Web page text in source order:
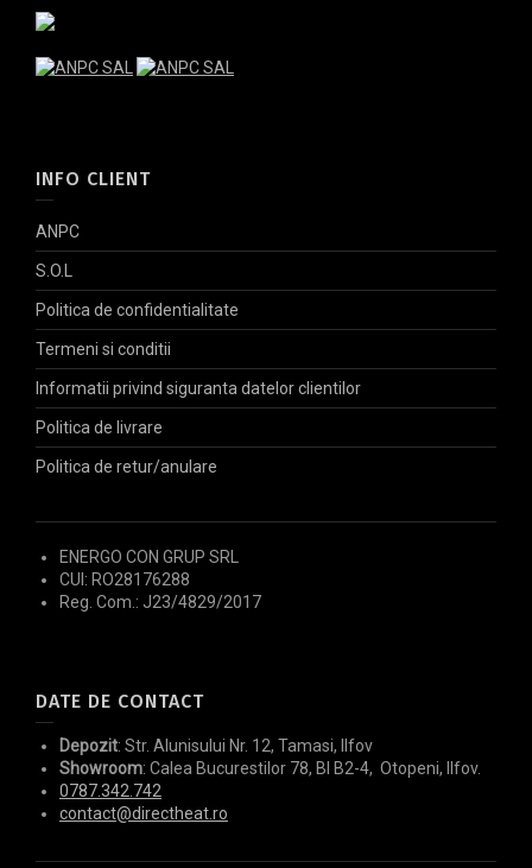
INFO CLIENT
ANPC
S.O.L
Politica de confidentialitate
Termeni si conditii
Informatii privind siguranta datelor clientilor
Politica de livrare
Politica de retur/anulare
ENERGO CON GRUP SRL
CUI: RO28176288
Reg. Com.: J23/4829/2017
DATE DE CONTACT
Depozit: Str. Alunisului Nr. 12, Tamasi, Ilfov
Showroom: Calea Bucurestilor 78, Bl B2-4, Otopeni, Ilfov.
0787.342.742
contact@directheat.ro